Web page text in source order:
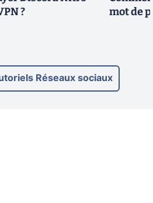
?
mot de
Réseaux sociaux